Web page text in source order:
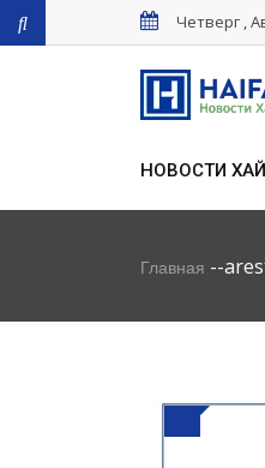
Четверг ,
НОВОСТИ
Главная --